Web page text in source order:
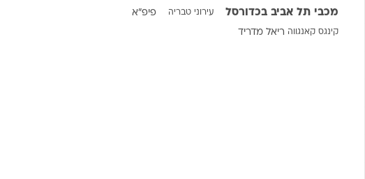
בראש ובראשונה
אליפות אפריקה 2015
מכבי תל אביב בכדורסל
עירוני טבריה פיפ"א
קינגס קאנגווה ריאל מדריד